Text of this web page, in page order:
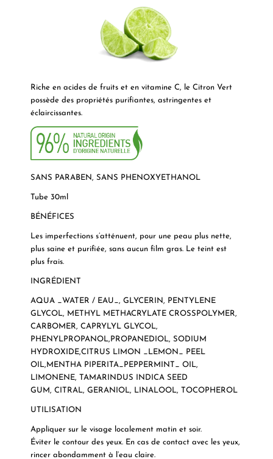
Riche en acides de fruits et en vitamine C, le Citron Vert
possède des propriétés purifiantes, astringentes et
éclaircissantes.
SANS PARABEN, SANS PHENOXYETHANOL
Tube 30ml
BÉNÉFICES
Les imperfections s’atténuent, pour une peau plus nette,
plus saine et purifiée, sans aucun film gras. Le teint est
plus frais.
INGRÉDIENT
AQUA _WATER / EAU_, GLYCERIN, PENTYLENE
GLYCOL, METHYL METHACRYLATE CROSSPOLYMER,
CARBOMER, CAPRYLYL GLYCOL,
PHENYLPROPANOL,PROPANEDIOL, SODIUM
HYDROXIDE,CITRUS LIMON _LEMON_ PEEL
OIL,MENTHA PIPERITA_PEPPERMINT_ OIL,
LIMONENE, TAMARINDUS INDICA SEED
GUM, CITRAL, GERANIOL, LINALOOL, TOCOPHEROL
UTILISATION
Appliquer sur le visage localement matin et soir.
Éviter le contour des yeux. En cas de contact avec les yeux,
rincer abondamment à l’eau claire.